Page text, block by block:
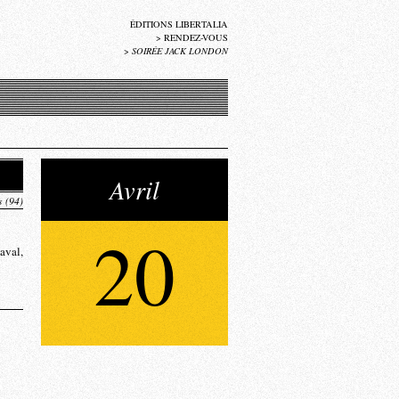
ÉDITIONS LIBERTALIA
> RENDEZ-VOUS
> SOIRÉE JACK LONDON
(94)
20
Avril